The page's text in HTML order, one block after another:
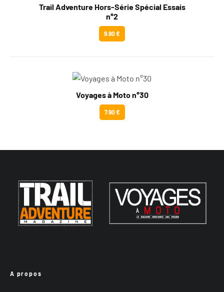
Trail Adventure Hors-Série Spécial Essais
n°2
9.90 €
Voyages à Moto n°30
7.90 €
A propos